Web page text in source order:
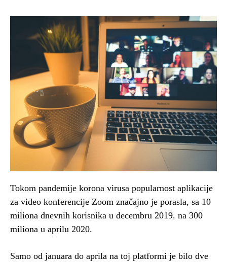
Tokom pandemije korona virusa popularnost aplikacije
za video konferencije Zoom značajno je porasla, sa 10
miliona dnevnih korisnika u decembru 2019. na 300
miliona u aprilu 2020.
Samo od januara do aprila na toj platformi je bilo dve